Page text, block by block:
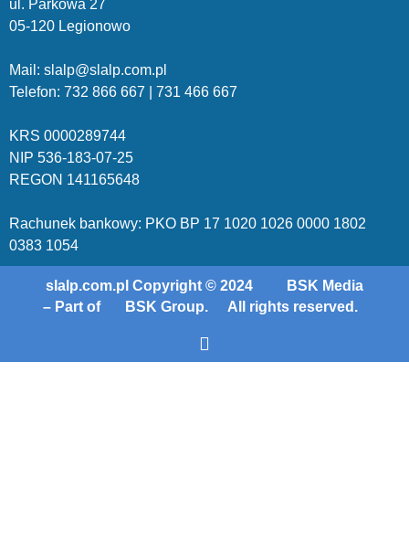
ul. Parkowa 27
05-120 Legionowo
Mail: slalp@slalp.com.pl
Telefon: 732 866 667 | 731 466 667
KRS 0000289744
NIP 536-183-07-25
REGON 141165648
Rachunek bankowy: PKO BP 17 1020 1026 0000 1802
0383 1054
slalp.com.pl Copyright © 2024
BSK Media
– Part of
BSK Group. All rights reserved.